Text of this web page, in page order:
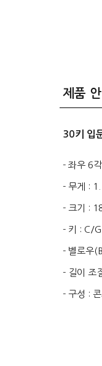
제품 안
30키 입
- 좌우 6
- 무게 :
- 크기 :
- 키 : C/
- 벨로우
- 길이 조
- 구성 :